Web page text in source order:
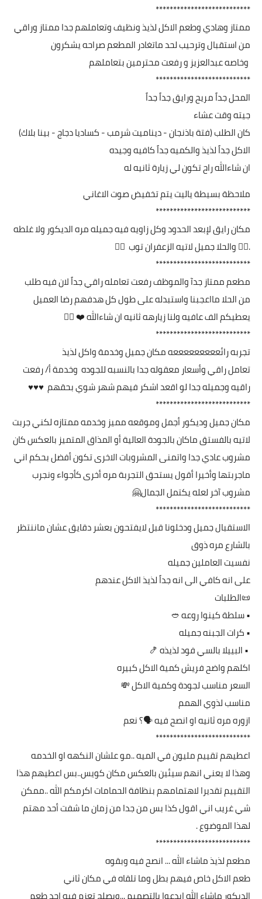
***************************
ممتاز وهادي وطعم الاكل لذيذ ونظيف وتعاملهم جدا ممتاز وراقي
من استقبال وترحيب لحد ماتغادر المطعم صراحه يشكرون
وخاصه عبدالعزيز و رفعت محترمين بتعاملهم
***************************
المحل جداً مريح ورايق جداً جداً
جيته وقت عشاء
كان الطلب (فتة باذنجان - ديناميت شرمب - كساديا دجاج - بينا بلاك)
الاكل جداً لذيذ والكميه جداً كافيه وجيده
ان شاءالله راح تكون لي زيارة ثانيه له
ملاحظة بسيطة ياليت يتم تخفيض صوت الاغاني
***************************
مكان رايق لإبعد الحدود وكل زاويه فيه جميله مره الديكور ولا غلطه
.👍🏼 والحلا جميل لاتيه الزعفران توب 👍🏼
***************************
مطعم ممتاز جدآ والموظف رفعت تعامله راقي جداً لان فيه طلب
من الحلا مااعجبنا واستبدله على طول كل هدفهم رضا العميل
يعطيكم الف عافيه ولنا زيارهه ثانيه ان شاءالله ❤️‫ ‬👍🏽
***************************
تجربه رائعععععععععه مكان جميل وخدمة واكل لذيذ
تعامل راقي وأسعار معقوله جدا بالنسبه للجوده وخدمة أ/ رفعت
راقيه وجميله جدا لو اقعد اشكر فيهم شهر شوي بحقهم ♥️♥️♥️
***************************
مكان جميل وديكور أجمل وموقعه مميز وخدمه ممتازه لكني جربت
لاتيه بالفستق ماكان بالجودة العالية أو المذاق المتميز بالعكس كان
مشروب عادي جدا واتمنى المشروبات الاخرى تكون أفضل بحكم اني
ماجربتها وأخيرا أقول يستحق التجربة مره أخرى كأجواء ونجرب
مشروب آخر لعله يكتمل الجمال🤗
***************************
الاستقبال جميل ودخلونا قبل لايفتحون بعشر دقايق عشان ماننتظر
بالشارع مره ذوق
نفسيت العاملين جميله
على انه كافي الى انه جداً لذيذ الاكل عندهم
📜الطلبات
• سلطة كينوا روعه 🥙
• كرات الجبنه جميله
• البييلا بالسي فود لذيذه 🍤
اكلهم واضح فريش كمية الاكل كبيره
السعر مناسب لجودة وكمية الاكل 💸
مناسب لذوي الهمم
ازوره مره ثانيه او انصح فيه 🗣؟ نعم
***************************
اعطيهم تقييم مليون في الميه ..مو علشان النكهه او الخدمه
وهذا لا يعني انهم سيئين بالعكس مكان كويس..بس اعطيهم هذا
التقييم تقديرا لاهتمامهم بنظافة الحمامات اكرمكم الله ..ممكن
شي غريب اني اقول كذا بس من جدا من زمان ما شفت أحد مهتم
لهذا الموضوع .
***************************
مطعم لذيذ ماشاء الله ... انصح فيه وبقوه
طعم الاكل خاص فيهم بطل وما تلقاه في مكان ثاني